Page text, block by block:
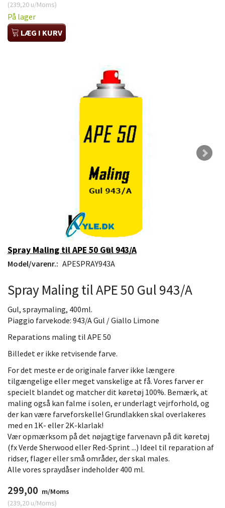
(239,20 u/Moms)
På lager
LÆG I KURV
Spray Maling til APE 50 Gul 943/A
Model/varenr.: APESPRAY943A
Spray Maling til APE 50 Gul 943/A
Gul, spraymaling, 400ml.
Piaggio farvekode: 943/A Gul / Giallo Limone
Reparations maling til APE 50
Billedet er ikke retvisende farve.
For det meste er de originale farver ikke længere
tilgængelige eller meget vanskelige at få. Vores farver er
specielt blandet og matcher dit køretøj 100%. Bemærk, at
maling også kan falme i solen, er underlagt vejrforhold, og
der kan være farveforskelle! Grundlakken skal overlakeres
med en 1K- eller 2K-klarlak!
Vær opmærksom på det nøjagtige farvenavn på dit køretøj
(fx Verde Sherwood eller Red-Sprint ...) Ideel til reparation af
ridser, flager eller små områder, der skal males.
Alle vores spraydåser indeholder 400 ml.
299,00 m/Moms
(239,20 u/Moms)